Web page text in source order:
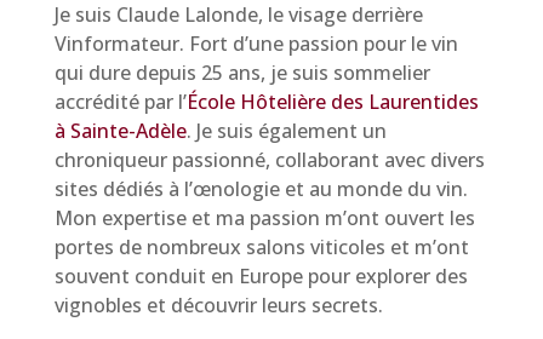
Je suis Claude Lalonde, le visage derrière
Vinformateur. Fort d’une passion pour le vin
qui dure depuis 25 ans, je suis sommelier
accrédité par l’École Hôtelière des Laurentides
à Sainte-Adèle. Je suis également un
chroniqueur passionné, collaborant avec divers
sites dédiés à l’œnologie et au monde du vin.
Mon expertise et ma passion m’ont ouvert les
portes de nombreux salons viticoles et m’ont
souvent conduit en Europe pour explorer des
vignobles et découvrir leurs secrets.